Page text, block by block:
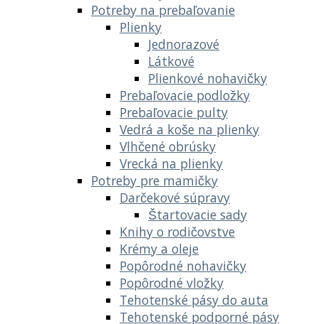
Potreby na prebaľovanie
Plienky
Jednorazové
Látkové
Plienkové nohavičky
Prebaľovacie podložky
Prebaľovacie pulty
Vedrá a koše na plienky
Vlhčené obrúsky
Vrecká na plienky
Potreby pre mamičky
Darčekové súpravy
Štartovacie sady
Knihy o rodičovstve
Krémy a oleje
Popôrodné nohavičky
Popôrodné vložky
Tehotenské pásy do auta
Tehotenské podporné pásy